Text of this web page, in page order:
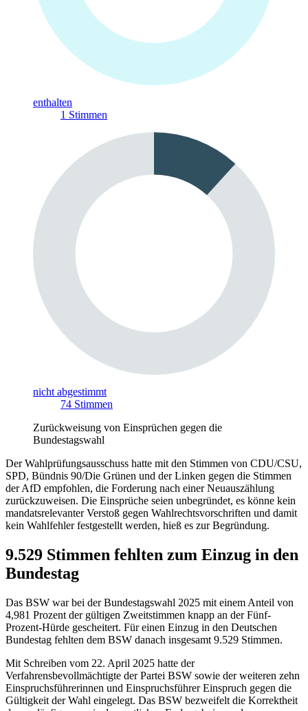
enthalten
1 Stimmen
nicht abgestimmt
74 Stimmen
Zurückweisung von Einsprüchen gegen die
Bundestagswahl
Der Wahlprüfungsausschuss hatte mit den Stimmen von CDU/CSU,
SPD, Bündnis 90/Die Grünen und der Linken gegen die Stimmen
der AfD empfohlen, die Forderung nach einer Neuauszählung
zurückzuweisen. Die Einsprüche seien unbegründet, es könne kein
mandatsrelevanter Verstoß gegen Wahlrechtsvorschriften und damit
kein Wahlfehler festgestellt werden, hieß es zur Begründung.
9.529 Stimmen fehlten zum Einzug in den
Bundestag
Das BSW war bei der Bundestagswahl 2025 mit einem Anteil von
4,981 Prozent der gültigen Zweitstimmen knapp an der Fünf-
Prozent-Hürde gescheitert. Für einen Einzug in den Deutschen
Bundestag fehlten dem BSW danach insgesamt 9.529 Stimmen.
Mit Schreiben vom 22. April 2025 hatte der
Verfahrensbevollmächtigte der Partei BSW sowie der weiteren zehn
Einspruchsführerinnen und Einspruchsführer Einspruch gegen die
Gültigkeit der Wahl eingelegt. Das BSW bezweifelt die Korrektheit